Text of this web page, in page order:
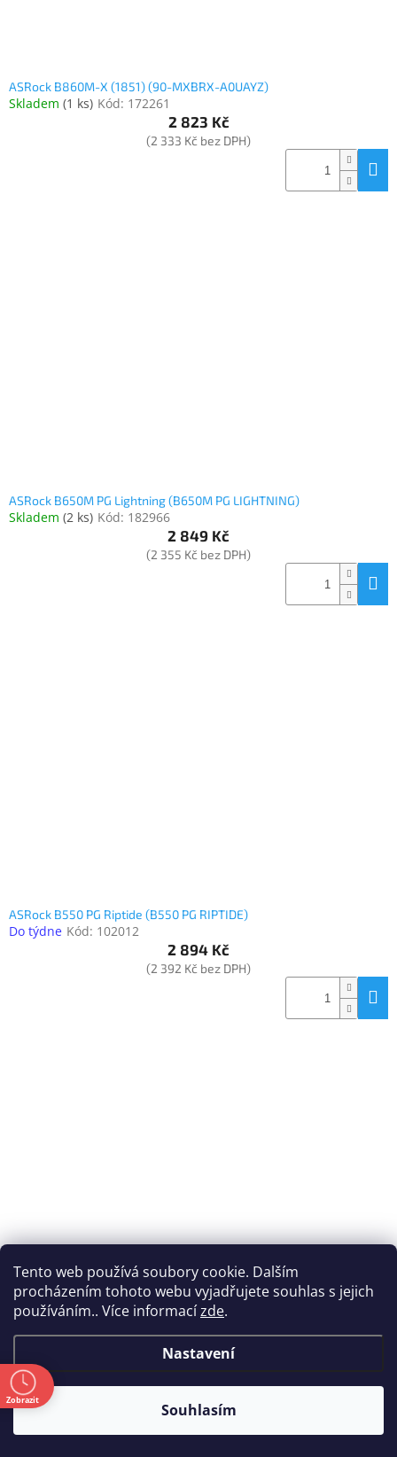
Tento web používá soubory cookie. Dalším
procházením tohoto webu vyjadřujete souhlas s jejich
používáním.. Více informacízde.
Nastavení
Souhlasím
ASRock B860M-X (1851) (90-MXBRX-A0UAYZ)
Skladem (1 ks) Kód: 172261
2 823 Kč
(2 333 Kč bez DPH)
ASRock B650M PG Lightning (B650M PG LIGHTNING)
Skladem (2 ks) Kód: 182966
2 849 Kč
(2 355 Kč bez DPH)
ASRock B550 PG Riptide (B550 PG RIPTIDE)
Do týdne Kód: 102012
2 894 Kč
(2 392 Kč bez DPH)
3 063 Kč
(2 531 Kč bez DPH)
Zobrazit